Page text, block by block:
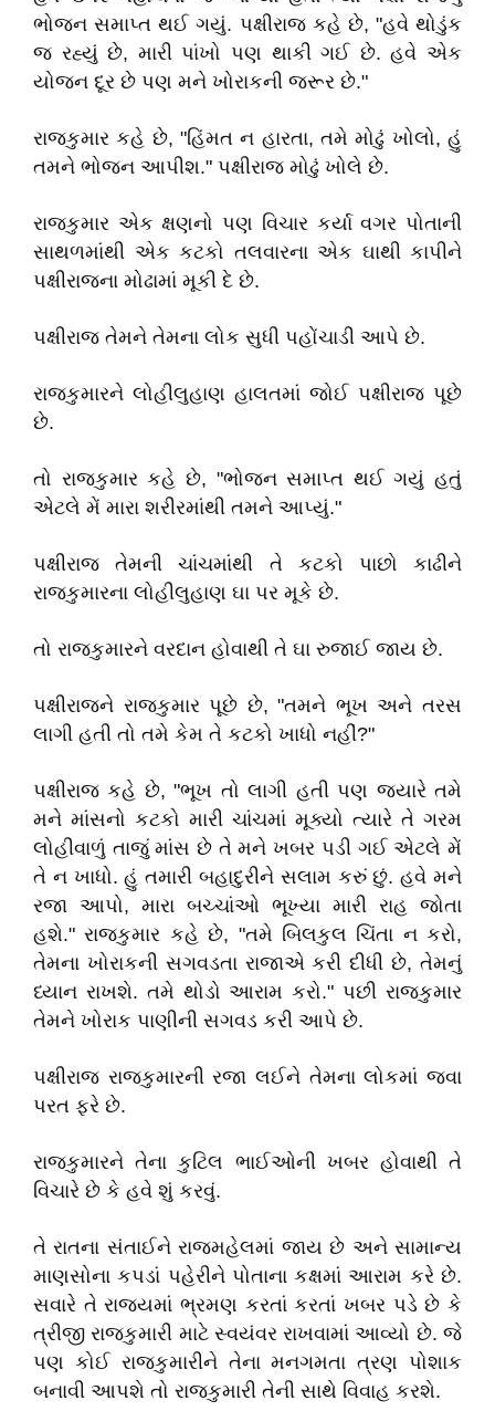
ભોજન સમાપ્ત થઈ ગયું. પક્ષીરાજ કહે છે, "હવે થોડુંક
જ રહ્યું છે, મારી પાંખો પણ થાકી ગઈ છે. હવે એક
યોજન દૂર છે પણ મને ખોરાકની જરૂર છે."
રાજકુમાર કહે છે, "હિંમત ન હારતા, તમે મોઢું ખોલો, હું
તમને ભોજન આપીશ." પક્ષીરાજ મોઢું ખોલે છે.
રાજકુમાર એક ક્ષણનો પણ વિચાર કર્યા વગર પોતાની
સાથળમાંથી એક કટકો તલવારના એક ઘાથી કાપીને
પક્ષીરાજના મોઢામાં મૂકી દે છે.
પક્ષીરાજ તેમને તેમના લોક સુધી પહોંચાડી આપે છે.
રાજકુમારને લોહીલુહાણ હાલતમાં જોઈ પક્ષીરાજ પૂછે
છે.
તો રાજકુમાર કહે છે, "ભોજન સમાપ્ત થઈ ગયું હતું
એટલે મેં મારા શરીરમાંથી તમને આપ્યું."
પક્ષીરાજ તેમની ચાંચમાંથી તે કટકો પાછો કાઢીને
રાજકુમારના લોહીલુહાણ ઘા પર મૂકે છે.
તો રાજકુમારને વરદાન હોવાથી તે ઘા રુજાઈ જાય છે.
પક્ષીરાજને રાજકુમાર પૂછે છે, "તમને ભૂખ અને તરસ
લાગી હતી તો તમે કેમ તે કટકો ખાધો નહીં?"
પક્ષીરાજ કહે છે, "ભૂખ તો લાગી હતી પણ જ્યારે તમે
મને માંસનો કટકો મારી ચાંચમાં મૂક્યો ત્યારે તે ગરમ
લોહીવાળું તાજું માંસ છે તે મને ખબર પડી ગઈ એટલે મેં
તે ન ખાધો. હું તમારી બહાદુરીને સલામ કરું છું. હવે મને
રજા આપો, મારા બચ્ચાંઓ ભૂખ્યા મારી રાહ જોતા
હશે." રાજકુમાર કહે છે, "તમે બિલકુલ ચિંતા ન કરો,
તેમના ખોરાકની સગવડતા રાજાએ કરી દીધી છે, તેમનું
ધ્યાન રાખશે. તમે થોડો આરામ કરો." પછી રાજકુમાર
તેમને ખોરાક પાણીની સગવડ કરી આપે છે.
પક્ષીરાજ રાજકુમારની રજા લઈને તેમના લોકમાં જવા
પરત ફરે છે.
રાજકુમારને તેના કુટિલ ભાઈઓની ખબર હોવાથી તે
વિચારે છે કે હવે શું કરવું.
તે રાતના સંતાઈને રાજમહેલમાં જાય છે અને સામાન્ય
માણસોના કપડાં પહેરીને પોતાના કક્ષમાં આરામ કરે છે.
સવારે તે રાજ્યમાં ભ્રમણ કરતાં કરતાં ખબર પડે છે કે
ત્રીજી રાજકુમારી માટે સ્વયંવર રાખવામાં આવ્યો છે. જે
પણ કોઈ રાજકુમારીને તેના મનગમતા ત્રણ પોશાક
બનાવી આપશે તો રાજકુમારી તેની સાથે વિવાહ કરશે.